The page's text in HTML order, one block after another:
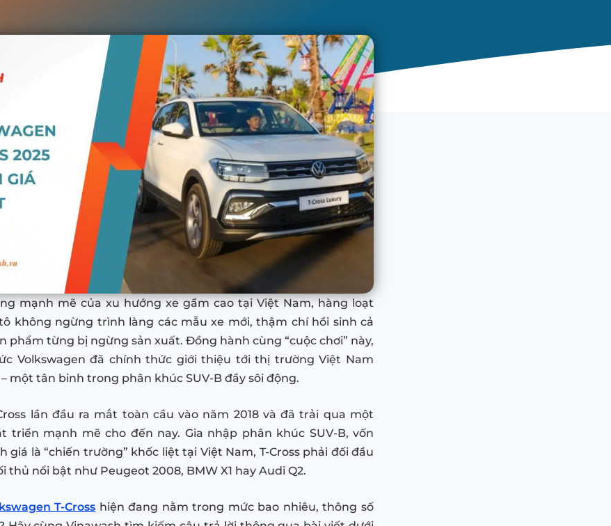
mạnh mẽ của xu hướng xe gầm cao tại Việt Nam, hàng loạt
không ngừng trình làng các mẫu xe mới, thậm chí hồi sinh cả
phẩm từng bị ngừng sản xuất. Đồng hành cùng “cuộc chơi” này,
Volkswagen đã chính thức giới thiệu tới thị trường Việt Nam
– một tân binh trong phân khúc SUV-B đầy sôi động.
lần đầu ra mắt toàn cầu vào năm 2018 và đã trải qua một
triển mạnh mẽ cho đến nay. Gia nhập phân khúc SUV-B, vốn
giá là “chiến trường” khốc liệt tại Việt Nam, T-Cross phải đối đầu
thủ nổi bật như Peugeot 2008, BMW X1 hay Audi Q2.
T-Cross hiện đang nằm trong mức bao nhiêu, thông số